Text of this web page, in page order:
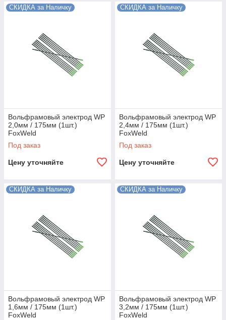
СКИДКА за Наличку
Вольфрамовый электрод WP
2,0мм / 175мм (1шт.)
FoxWeld
Под заказ
Цену уточняйте
СКИДКА за Наличку
Вольфрамовый электрод WP
2,4мм / 175мм (1шт.)
FoxWeld
Под заказ
Цену уточняйте
СКИДКА за Наличку
Вольфрамовый электрод WP
1,6мм / 175мм (1шт.)
FoxWeld
СКИДКА за Наличку
Вольфрамовый электрод WP
3,2мм / 175мм (1шт.)
FoxWeld